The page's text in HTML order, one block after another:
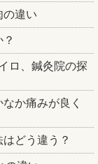
の違い
ロ、鍼灸院の探
か痛みが良く
どう違う？